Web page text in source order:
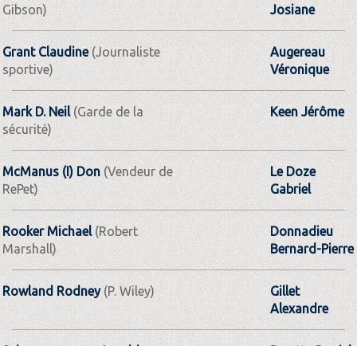
Gibson)
Josiane
Grant Claudine(Journaliste
sportive)
Augereau
Véronique
Mark D. Neil (Garde de la
sécurité)
Keen Jérôme
McManus (I) Don (Vendeur de
RePet)
Le Doze
Gabriel
Rooker Michael(Robert
Marshall)
Donnadieu
Bernard-Pierre
Rowland Rodney(P. Wiley)
Gillet
Alexandre